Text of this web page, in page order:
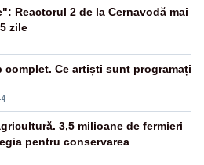
Reactorul 2 de la Cernavodă mai
zile
complet. Ce artiști sunt programați
3,5 milioane de fermieri
pentru conservarea